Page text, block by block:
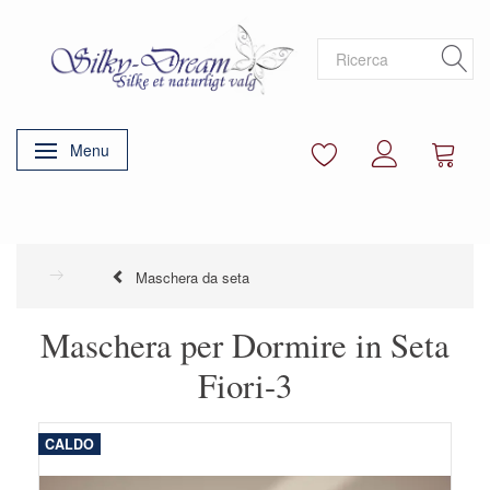
Attiva/disattiva navigazione
Menu
Maschera da seta
Maschera per Dormire in Seta
Fiori-3
CALDO